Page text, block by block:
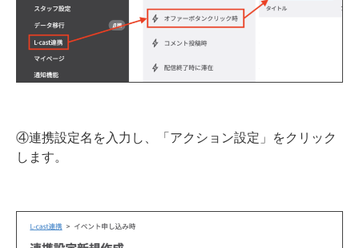
④連携設定名を入力し、「アクション設定」をクリック
します。